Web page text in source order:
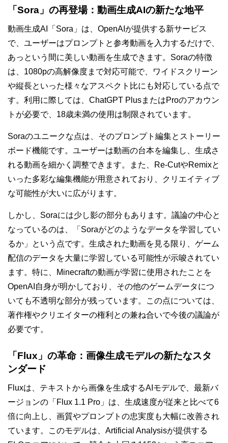
「Sora」の再登場：動画生成AIの新たな地平
動画生成AI「Sora」は、OpenAIが提供する新サービス
で、ユーザーはプロンプトと参考動画を入力するだけで、
あっという間に美しい動画を生成できます。Soraの特徴
は、1080pの高解像度まで対応可能で、ワイドスクリーン
や縦長といった様々なアスペクト比にも対応している点で
す。利用に際しては、ChatGPT PlusまたはProのアカウン
トが必要で、18歳未満の使用は制限されています。
Soraのユニークな点は、そのプロンプト編集とストーリー
ボード機能です。ユーザーは動画の台本を編集し、生成さ
れる動画を細かく調整できます。また、Re-CutやRemixと
いった多彩な編集機能が用意されており、クリエイティブ
な可能性が大いに広がります。
しかし、Soraには少し影の部分もあります。議論の中心と
なっているのは、「Soraがどのようなデータを学習してい
るか」という点です。生成された動画を見る限り、ゲーム
配信のデータを大量に学習している可能性が示唆されてい
ます。特に、Minecraftの動画が学習に使用されたことを
OpenAI自身が明かしており、その他のゲームデータにつ
いても不透明な部分が残っています。この点については、
著作権やクリエイターの権利との兼ね合いで今後の議論が
必要です。
「Flux」の革命：画像生成モデルの新たなスタ
ンダード
Fluxは、テキストから画像を生成するAIモデルで、最新バ
ージョンの「Flux 1.1 Pro」は、生成速度が従来と比べて6
倍に向上し、画質やプロンプトの忠実度も大幅に改善され
ています。このモデルは、Artificial Analysisが提供する